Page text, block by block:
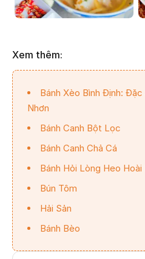
Xem thêm:
Bánh Xèo Bình Định:
Nhơn
Bánh Canh Bột Lọc
Bánh Canh Chả Cá
Bánh Hỏi Lòng Heo Hoài
Bún Tôm
Hải Sản
Bánh Bèo